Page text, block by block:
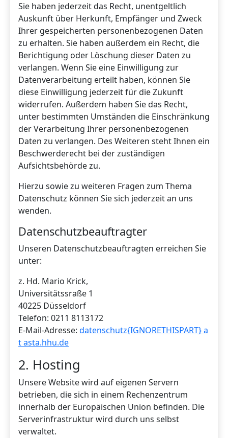
Sie haben jederzeit das Recht, unentgeltlich
Auskunft über Herkunft, Empfänger und Zweck
Ihrer gespeicherten personenbezogenen Daten
zu erhalten. Sie haben außerdem ein Recht, die
Berichtigung oder Löschung dieser Daten zu
verlangen. Wenn Sie eine Einwilligung zur
Datenverarbeitung erteilt haben, können Sie
diese Einwilligung jederzeit für die Zukunft
widerrufen. Außerdem haben Sie das Recht,
unter bestimmten Umständen die Einschränkung
der Verarbeitung Ihrer personenbezogenen
Daten zu verlangen. Des Weiteren steht Ihnen ein
Beschwerderecht bei der zuständigen
Aufsichtsbehörde zu.
Hierzu sowie zu weiteren Fragen zum Thema
Datenschutz können Sie sich jederzeit an uns
wenden.
Datenschutzbeauftragter
Unseren Datenschutzbeauftragten erreichen Sie
unter:
z. Hd. Mario Krick,
Universitätssraße 1
40225 Düsseldorf
Telefon: 0211 8113172
E-Mail-Adresse: datenschutz{IGNORETHISPART} a
t asta.hhu.de
2. Hosting
Unsere Website wird auf eigenen Servern
betrieben, die sich in einem Rechenzentrum
innerhalb der Europäischen Union befinden. Die
Serverinfrastruktur wird durch uns selbst
verwaltet.